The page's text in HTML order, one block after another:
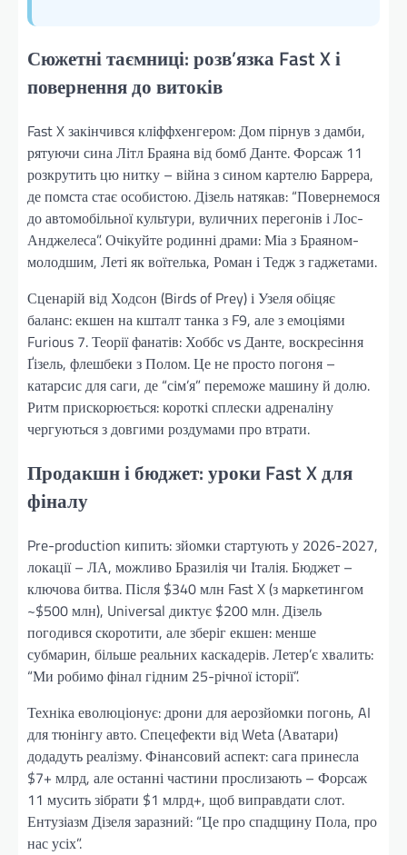
Сюжетні таємниці: розв’язка Fast X і
повернення до витоків
Fast X закінчився кліффхенгером: Дом пірнув з дамби,
рятуючи сина Літл Браяна від бомб Данте. Форсаж 11
розкрутить цю нитку – війна з сином картелю Баррера,
де помста стає особистою. Дізель натякав: “Повернемося
до автомобільної культури, вуличних перегонів і Лос-
Анджелеса”. Очікуйте родинні драми: Міа з Браяном-
молодшим, Леті як воїтелька, Роман і Тедж з гаджетами.
Сценарій від Ходсон (Birds of Prey) і Узеля обіцяє
баланс: екшен на кшталт танка з F9, але з емоціями
Furious 7. Теорії фанатів: Хоббс vs Данте, воскресіння
Ґізель, флешбеки з Полом. Це не просто погоня –
катарсис для саги, де “сім’я” переможе машину й долю.
Ритм прискорюється: короткі сплески адреналіну
чергуються з довгими роздумами про втрати.
Продакшн і бюджет: уроки Fast X для
фіналу
Pre-production кипить: зйомки стартують у 2026-2027,
локації – ЛА, можливо Бразилія чи Італія. Бюджет –
ключова битва. Після $340 млн Fast X (з маркетингом
~$500 млн), Universal диктує $200 млн. Дізель
погодився скоротити, але зберіг екшен: менше
субмарин, більше реальних каскадерів. Летер’є хвалить:
“Ми робимо фінал гідним 25-річної історії”.
Техніка еволюціонує: дрони для аерозйомки погонь, AI
для тюнінгу авто. Спецефекти від Weta (Аватари)
додадуть реалізму. Фінансовий аспект: сага принесла
$7+ млрд, але останні частини прослизають – Форсаж
11 мусить зібрати $1 млрд+, щоб виправдати слот.
Ентузіазм Дізеля заразний: “Це про спадщину Пола, про
нас усіх”.